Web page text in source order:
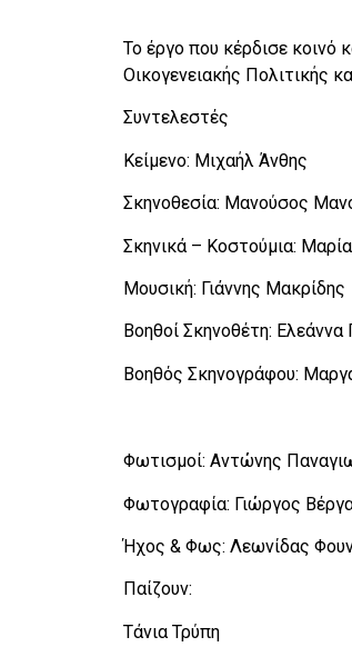
Το έργο που κέρδισε κοινό
Οικογενειακής Πολιτικής
Συντελεστές
Κείμενο: Μιχαήλ Άνθης
Σκηνοθεσία: Μανούσος
Σκηνικά – Κοστούμια:
Μουσική: Γιάννης Μακρίδης
Βοηθοί Σκηνοθέτη:
Βοηθός Σκηνογράφου:
Φωτισμοί: Αντώνης
Φωτογραφία: Γιώργος
Ήχος & Φως: Λεωνίδας
Παίζουν:
Τάνια Τρύπη